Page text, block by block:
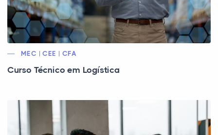
MEC | CEE | CFA
Curso Técnico em Logística